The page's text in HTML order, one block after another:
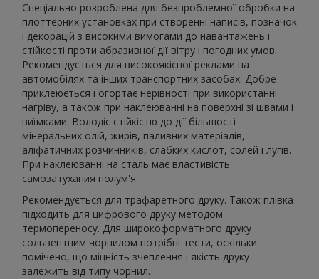
Спеціально розроблена для безпроблемної обробки на
плоттерних установках при створенні написів, позначок
і декорацій з високими вимогами до навантажень і
стійкості проти абразивної дії вітру і погодних умов.
Рекомендується для високоякісної реклами на
автомобілях та інших транспортних засобах. Добре
приклеюється і огортає нерівності при використанні
нагріву, а також при наклеюванні на поверхні зі швами і
виїмками. Володіє стійкістю до дії більшості
мінеральних олій, жирів, паливних матеріалів,
аліфатичних розчинників, слабких кислот, солей і лугів.
При наклеюванні на сталь має властивість
самозатухания полум'я.
Рекомендується для трафаретного друку. Також плівка
підходить для цифрового друку методом
термопереносу. Для широкоформатного друку
сольвентним чорнилом потрібні тести, оскільки
помічено, що міцність зчеплення і якість друку
залежить від типу чорнил.